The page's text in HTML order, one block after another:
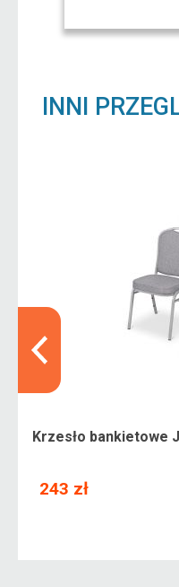
INNI
Krzesło bankietowe
243 zł